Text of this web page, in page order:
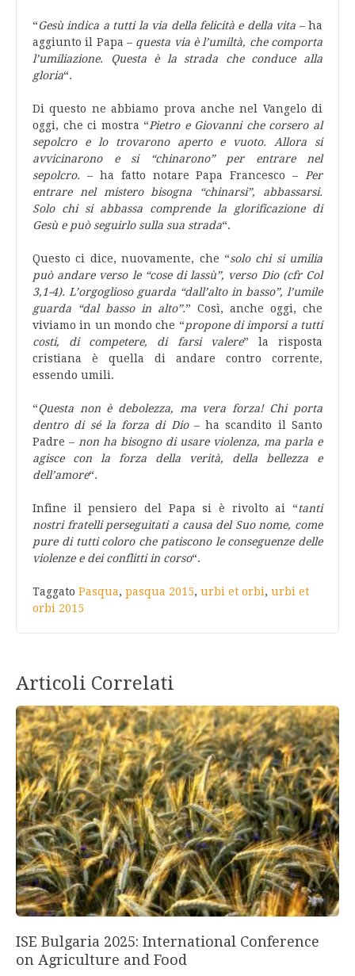
“Gesù indica a tutti la via della felicità e della vita – ha
aggiunto il Papa – questa via è l’umiltà, che comporta
l’umiliazione. Questa è la strada che conduce alla
gloria“.
Di questo ne abbiamo prova anche nel Vangelo di
oggi, che ci mostra “Pietro e Giovanni che corsero al
sepolcro e lo trovarono aperto e vuoto. Allora si
avvicinarono e si “chinarono” per entrare nel
sepolcro. – ha fatto notare Papa Francesco –
Per
entrare nel mistero bisogna “chinarsi”, abbassarsi.
Solo chi si abbassa comprende la glorificazione di
Gesù e può seguirlo sulla sua strada“.
Questo ci dice, nuovamente, che “solo chi si umilia
può andare verso le “cose di lassù”, verso Dio (cfr Col
3,1-4). L’orgoglioso guarda “dall’alto in basso”, l’umile
guarda “dal basso in alto”.” Così, anche oggi, che
viviamo in un mondo che “propone di imporsi a tutti
costi, di competere, di farsi valere” la risposta
cristiana è quella di andare contro corrente,
essendo umili.
“Questa non è debolezza, ma vera forza! Chi porta
dentro di sé la forza di Dio– ha scandito il Santo
Padre – non ha bisogno di usare violenza, ma parla e
agisce con la forza della verità, della bellezza e
dell’amore“.
Infine il pensiero del Papa si è rivolto ai “tanti
nostri fratelli perseguitati a causa del Suo nome, come
pure di tutti coloro che patiscono le conseguenze delle
violenze e dei conflitti in corso“.
Taggato Pasqua, pasqua 2015, urbi et orbi, urbi et
orbi 2015
Articoli Correlati
ISE Bulgaria 2025: International Conference
on Agriculture and Food